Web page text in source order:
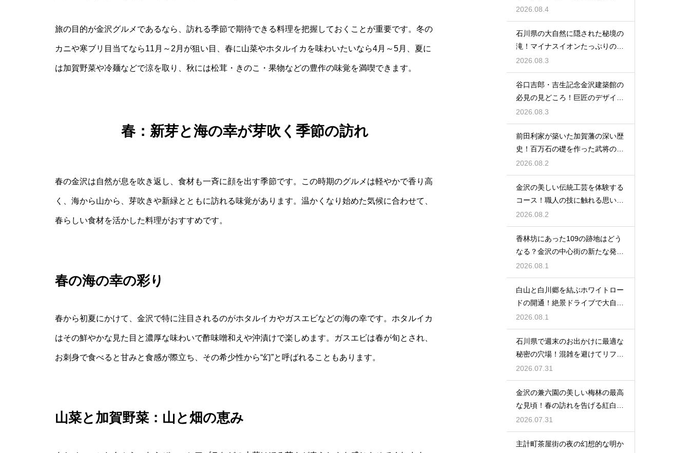
旅の目的が金沢グルメであるなら、訪れる季節で期待できる料理を把握しておくことが重要です。冬の
カニや寒ブリ目当てなら11月～2月が狙い目、春に山菜やホタルイカを味わいたいなら4月～5月、夏に
は加賀野菜や冷麺などで涼を取り、秋には松茸・きのこ・果物などの豊作の味覚を満喫できます。
春：新芽と海の幸が芽吹く季節の訪れ
春の金沢は自然が息を吹き返し、食材も一斉に顔を出す季節です。この時期のグルメは軽やかで香り高
く、海から山から、芽吹きや新緑とともに訪れる味覚があります。温かくなり始めた気候に合わせて、
春らしい食材を活かした料理がおすすめです。
春の海の幸の彩り
春から初夏にかけて、金沢で特に注目されるのがホタルイカやガスエビなどの海の幸です。ホタルイカ
はその鮮やかな見た目と濃厚な味わいで酢味噌和えや沖漬けで楽しめます。ガスエビは春が旬とされ、
お刺身で食べると甘みと食感が際立ち、その希少性から“幻”と呼ばれることもあります。
山菜と加賀野菜：山と畑の恵み
りに最適
2026.08.4
石川県の大自然に隠された秘境の
滝！マイナスイオンたっぷりの癒
やし空間
2026.08.3
谷口吉郎・吉生記念金沢建築館の
必見の見どころ！巨匠のデザイン
の神髄
2026.08.3
前田利家が築いた加賀藩の深い歴
史！百万石の礎を作った武将の生
涯に迫る
2026.08.2
金沢の美しい伝統工芸を体験する
コース！職人の技に触れる思い出
作りの旅
2026.08.2
香林坊にあった109の跡地はどう
なる？金沢の中心街の新たな発展
と未来
2026.08.1
白山と白川郷を結ぶホワイトロー
ドの開通！絶景ドライブで大自然
を満喫
2026.08.1
石川県で週末のお出かけに最適な
秘密の穴場！混雑を避けてリフレ
ッシュ
2026.07.31
金沢の兼六園の美しい梅林の最高
な見頃！春の訪れを告げる紅白の
花の絶景
2026.07.31
主計町茶屋街の夜の幻想的な明か